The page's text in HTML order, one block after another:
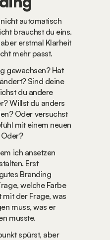
automatisch
brauchst du eins.
erstmal Klarheit
mehr passt.
gewachsen? Hat
Sind deine
du andere
Willst du anders
Oder versuchst
mit einem neuen
ich ansetzen
Erst
Branding
welche Farbe
mit der Frage, was
muss, was er
musste.
spürst, aber